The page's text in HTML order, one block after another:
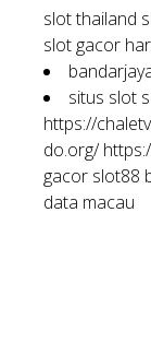
slot thailand
slot gacor
situs slot
https://
do.org/
gacor slot88
data macau